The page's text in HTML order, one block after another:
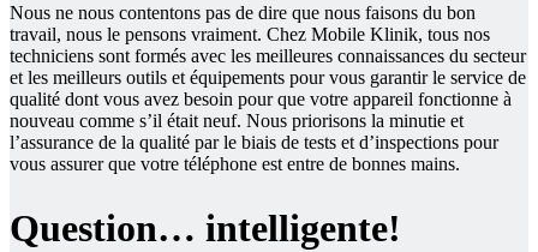
Nous ne nous contentons pas de dire que nous faisons du bon
travail, nous le pensons vraiment. Chez Mobile Klinik, tous nos
techniciens sont formés avec les meilleures connaissances du secteur
et les meilleurs outils et équipements pour vous garantir le service de
qualité dont vous avez besoin pour que votre appareil fonctionne à
nouveau comme s’il était neuf. Nous priorisons la minutie et
l’assurance de la qualité par le biais de tests et d’inspections pour
vous assurer que votre téléphone est entre de bonnes mains.
Question… intelligente!